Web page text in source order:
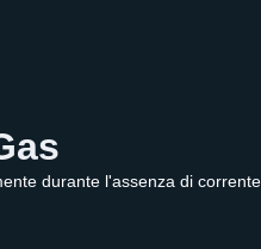
durante l'assenza di